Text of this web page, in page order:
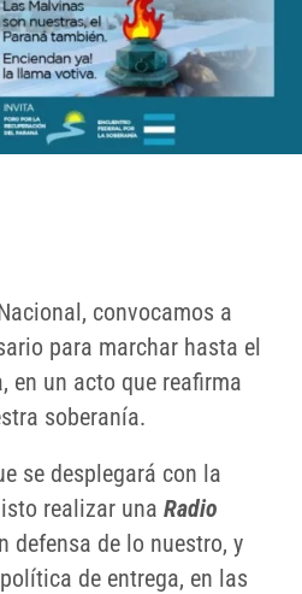
convocamos a
para marchar hasta el
en un acto que reafirma
soberanía.
se desplegará con la
realizar una Radio
defensa de lo nuestro, y
de entrega, en las